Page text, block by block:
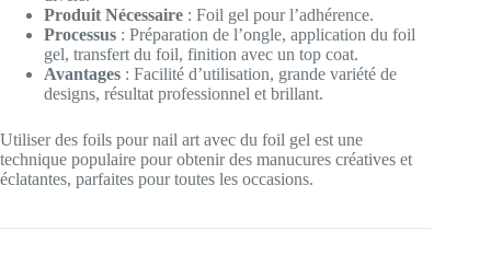
Produit Nécessaire : Foil gel pour l’adhérence.
Processus : Préparation de l’ongle, application du foil
gel, transfert du foil, finition avec un top coat.
Avantages : Facilité d’utilisation, grande variété de
designs, résultat professionnel et brillant.
Utiliser des foils pour nail art avec du foil gel est une
technique populaire pour obtenir des manucures créatives et
éclatantes, parfaites pour toutes les occasions.